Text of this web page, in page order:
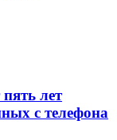
лет
с телефона